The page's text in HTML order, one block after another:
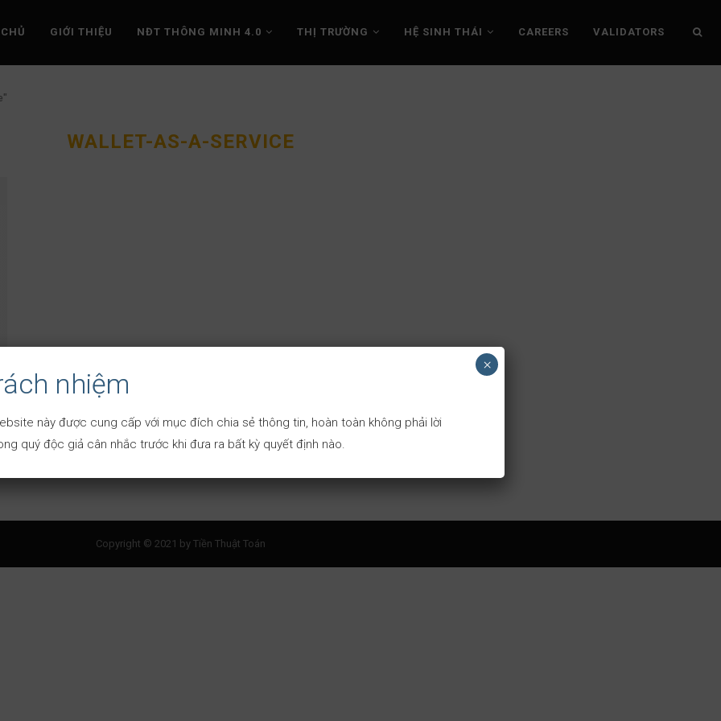
GIỚI THIỆU NĐT THÔNG MINH 4.0 THỊ TRƯỜNG HỆ SINH THÁI CAREERS VALIDATORS
WALLET-AS-A-SERVICE
Copyright © 2021 by Tiền Thuật Toán
nhiệm
này được cung cấp với mục đích chia sẻ thông tin, hoàn toàn không phải lời
quý độc giả cân nhắc trước khi đưa ra bất kỳ quyết định nào.
×